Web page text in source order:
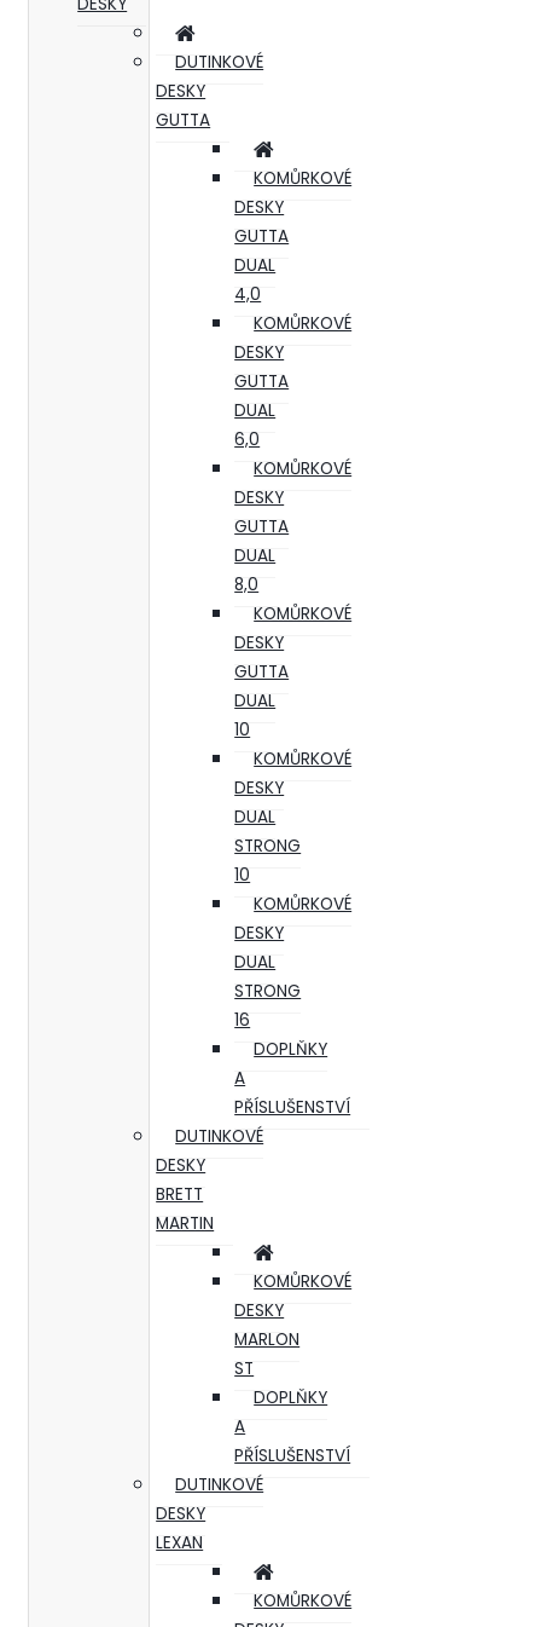
DUTINKOVÉ
DESKY
GUTTA
KOMŮRKOVÉ
DESKY
GUTTA
DUAL
4,0
KOMŮRKOVÉ
DESKY
GUTTA
DUAL
6,0
KOMŮRKOVÉ
DESKY
GUTTA
DUAL
8,0
KOMŮRKOVÉ
DESKY
GUTTA
DUAL
10
KOMŮRKOVÉ
DESKY
DUAL
STRONG
10
KOMŮRKOVÉ
DESKY
DUAL
STRONG
16
DOPLŇKY
A
PŘÍSLUŠENSTVÍ
DUTINKOVÉ
DESKY
BRETT
MARTIN
KOMŮRKOVÉ
DESKY
MARLON
ST
DOPLŇKY
A
PŘÍSLUŠENSTVÍ
DUTINKOVÉ
DESKY
LEXAN
KOMŮRKOVÉ